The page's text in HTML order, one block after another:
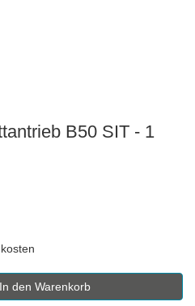
B50 SIT - 1
In den Warenkorb